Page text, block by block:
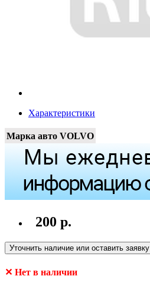
Характеристики
Марка авто VOLVO
200 р.
Уточнить наличие или оставить заявку
✕ Нет в наличии